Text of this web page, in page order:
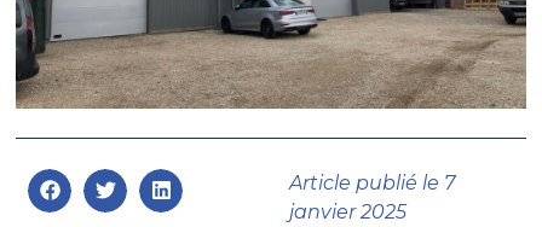
Article publié le 7
janvier 2025